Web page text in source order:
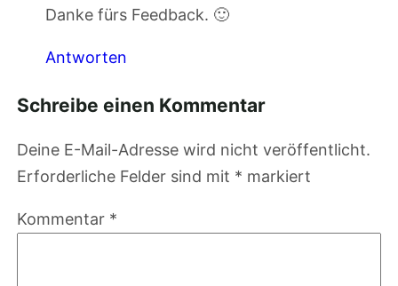
Danke fürs Feedback. 🙂
Antworten
Schreibe einen Kommentar
Deine E-Mail-Adresse wird nicht veröffentlicht.
Erforderliche Felder sind mit * markiert
Kommentar *